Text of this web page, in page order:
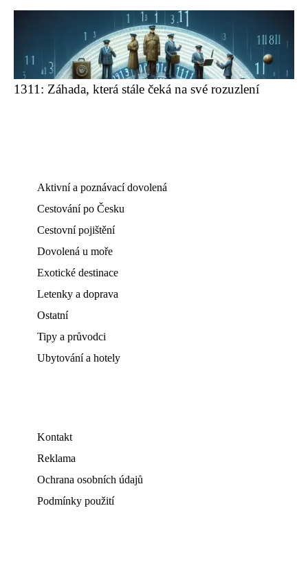
1311: Záhada, která stále čeká na své rozuzlení
Aktivní a poznávací dovolená
Cestování po Česku
Cestovní pojištění
Dovolená u moře
Exotické destinace
Letenky a doprava
Ostatní
Tipy a průvodci
Ubytování a hotely
Kontakt
Reklama
Ochrana osobních údajů
Podmínky použití